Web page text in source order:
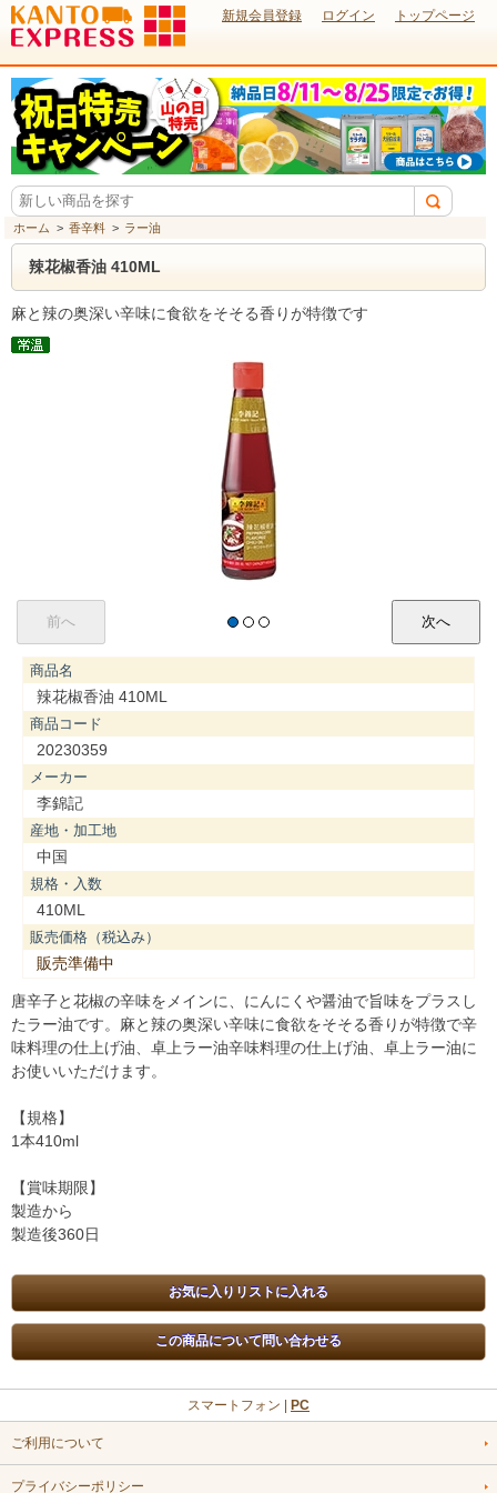
新規会員登録 ログイン トップページ
ホーム > 香辛料 > ラー油
辣花椒香油 410ML
麻と辣の奥深い辛味に食欲をそそる香りが特徴です
商品名
辣花椒香油 410ML
商品コード
20230359
メーカー
李錦記
産地・加工地
中国
規格・入数
410ML
販売価格（税込み）
販売準備中
唐辛子と花椒の辛味をメインに、にんにくや醤油で旨味をプラスし
たラー油です。麻と辣の奥深い辛味に食欲をそそる香りが特徴で辛
味料理の仕上げ油、卓上ラー油辛味料理の仕上げ油、卓上ラー油に
お使いいただけます。
【規格】
1本410ml
【賞味期限】
製造から
製造後360日
スマートフォン | PC
ご利用について
プライバシーポリシー